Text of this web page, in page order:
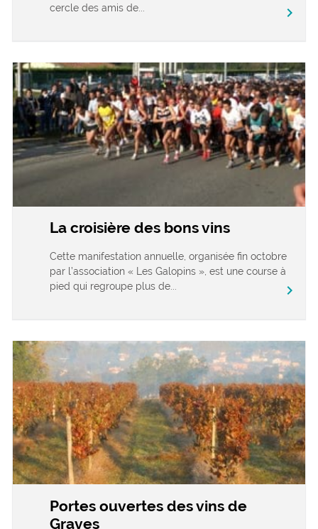
cercle des amis de...
chevron_right
La croisière des bons vins
Cette manifestation annuelle, organisée fin octobre
par l’association « Les Galopins », est une course à
pied qui regroupe plus de...
chevron_right
Portes ouvertes des vins de
Graves